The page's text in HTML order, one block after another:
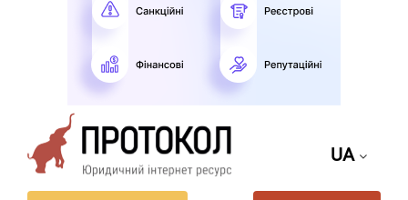
UA